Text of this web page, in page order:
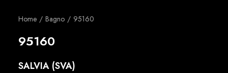
Home Bagno 95160
95160
SALVIA (SVA)